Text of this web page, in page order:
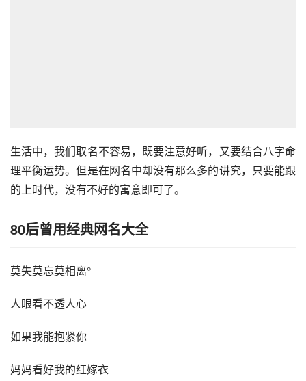
生活中，我们取名不容易，既要注意好听，又要结合八字命
理平衡运势。但是在网名中却没有那么多的讲究，只要能跟
的上时代，没有不好的寓意即可了。
80后曾用经典网名大全
莫失莫忘莫相离°
人眼看不透人心
如果我能抱紧你
妈妈看好我的红嫁衣